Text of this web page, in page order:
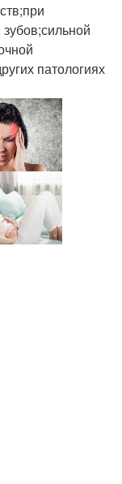
патологиях